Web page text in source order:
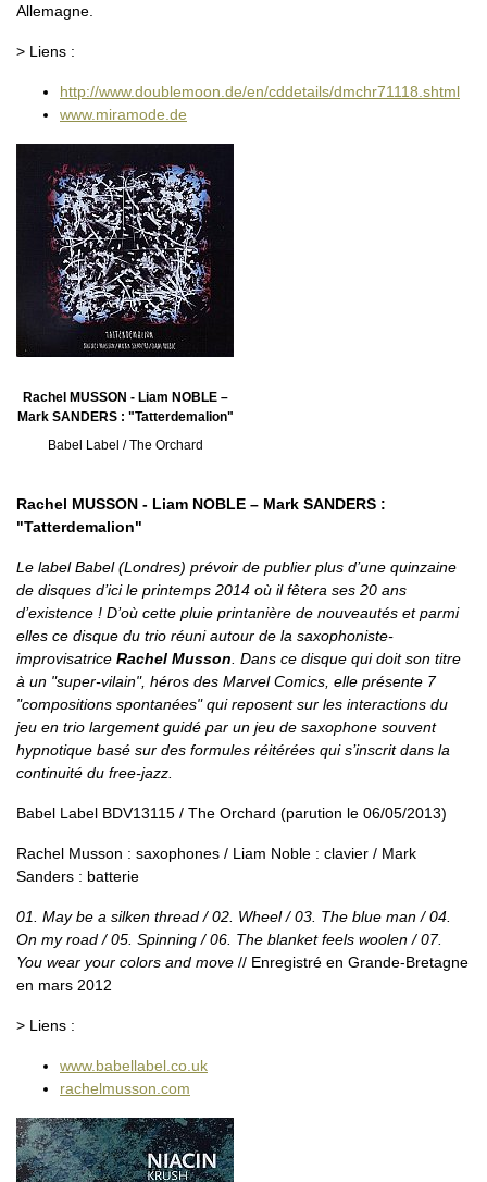
Allemagne.
> Liens :
http://www.doublemoon.de/en/cddetails/dmchr71118.shtml
www.miramode.de
Rachel MUSSON - Liam NOBLE –
Mark SANDERS : "Tatterdemalion"
Babel Label / The Orchard
Rachel MUSSON - Liam NOBLE – Mark SANDERS :
"Tatterdemalion"
Le label Babel (Londres) prévoir de publier plus d’une quinzaine
de disques d’ici le printemps 2014 où il fêtera ses 20 ans
d’existence ! D’où cette pluie printanière de nouveautés et parmi
elles ce disque du trio réuni autour de la saxophoniste-
improvisatrice Rachel Musson . Dans ce disque qui doit son titre
à un "super-vilain", héros des Marvel Comics, elle présente 7
"compositions spontanées" qui reposent sur les interactions du
jeu en trio largement guidé par un jeu de saxophone souvent
hypnotique basé sur des formules réitérées qui s’inscrit dans la
continuité du free-jazz.
Babel Label BDV13115 / The Orchard (parution le 06/05/2013)
Rachel Musson : saxophones / Liam Noble : clavier / Mark
Sanders : batterie
01. May be a silken thread / 02. Wheel / 03. The blue man / 04.
On my road / 05. Spinning / 06. The blanket feels woolen / 07.
You wear your colors and move // Enregistré en Grande-Bretagne
en mars 2012
> Liens :
www.babellabel.co.uk
rachelmusson.com